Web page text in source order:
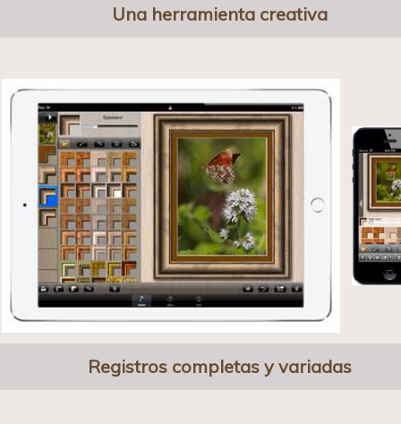
Una herramienta creativa
Registros completas y variadas